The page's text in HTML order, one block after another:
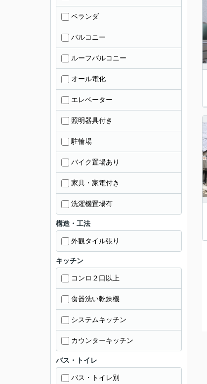
ベランダ
バルコニー
ルーフバルコニー
オール電化
エレベーター
照明器具付き
駐輪場
バイク置場あり
家具・家電付き
洗濯機置場有
構造・工法
外観タイル張り
キッチン
コンロ２口以上
食器洗い乾燥機
システムキッチン
カウンターキッチン
バス・トイレ
バス・トイレ別